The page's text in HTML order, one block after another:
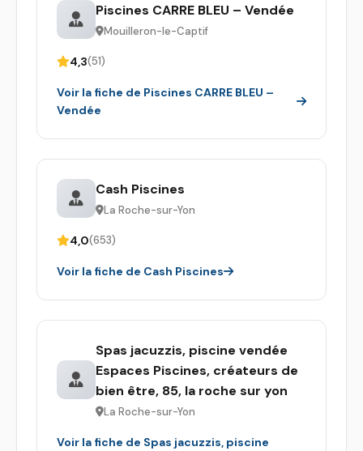
Piscines CARRE BLEU – Vendée
Mouilleron-le-Captif
4,3(51)
Voir la fiche de Piscines CARRE BLEU –
Vendée
Cash Piscines
La Roche-sur-Yon
4,0(653)
Voir la fiche de Cash Piscines
Spas jacuzzis, piscine vendée
Espaces Piscines, créateurs de
bien être, 85, la roche sur yon
La Roche-sur-Yon
Voir la fiche de Spas jacuzzis, piscine